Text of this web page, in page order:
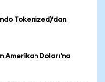
Tokenized)'dan
Amerikan Doları'na